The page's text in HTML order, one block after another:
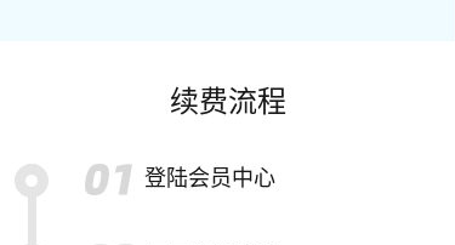
续费流程
登陆会员中心